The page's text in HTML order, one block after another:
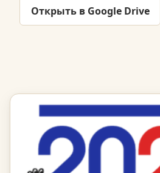
Открыть в Google Drive